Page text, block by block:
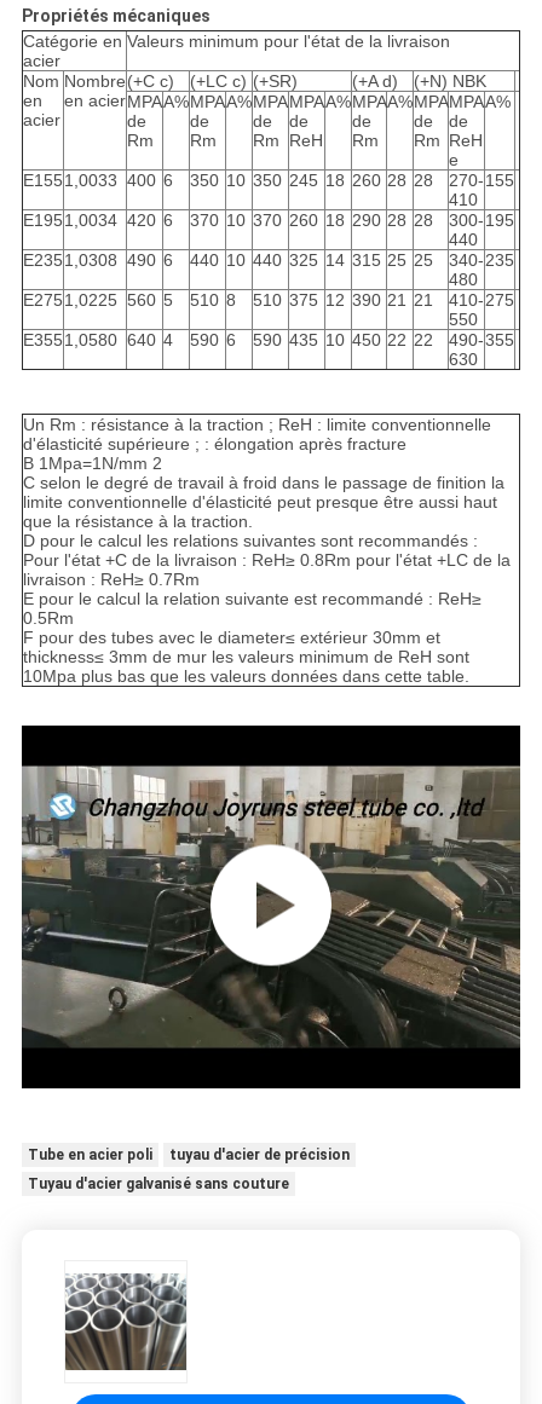
Propriétés mécaniques
Catégorie en
acier
Valeurs minimum pour l'état de la livraison
Nom
en
acier
Nombre
en acier
(+C c) (+LC c) (+SR) (+A d)
(+N) NBK
MPA
de
Rm
A%MPA
de
Rm
A%MPA
de
Rm
MPA
de
ReH
A%MPA
de
Rm
A%MPA
de
Rm
MPA
de
ReH
e
A%
E1551,0033 400 6 350 10 350 245 18 260 28 28
270-
410
155
E1951,0034 420 6 370 10 370 260 18 290 28 28
300-
440
195
E2351,0308 490 6 440 10 440 325 14 315 25 25
340-
480
235
E2751,0225 560 5 510 8 510 375 12 390 21 21
410-
550
275
E3551,0580 640 4 590 6 590 435 10 450 22 22
490-
630
355
Un Rm : résistance à la traction ; ReH : limite conventionnelle
d'élasticité supérieure ; : élongation après fracture
B 1Mpa=1N/mm 2
C selon le degré de travail à froid dans le passage de finition la
limite conventionnelle d'élasticité peut presque être aussi haut
que la résistance à la traction.
D pour le calcul les relations suivantes sont recommandés :
Pour l'état +C de la livraison : ReH≥ 0.8Rm pour l'état +LC de la
livraison : ReH≥ 0.7Rm
E pour le calcul la relation suivante est recommandé : ReH≥
0.5Rm
F pour des tubes avec le diameter≤ extérieur 30mm et
thickness≤ 3mm de mur les valeurs minimum de ReH sont
10Mpa plus bas que les valeurs données dans cette table.
Tube en acier poli
tuyau d'acier de précision
Tuyau d'acier galvanisé sans couture